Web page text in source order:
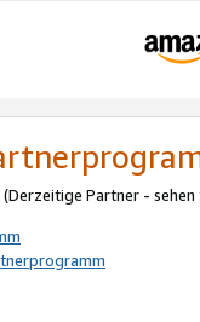
Partner - sehen